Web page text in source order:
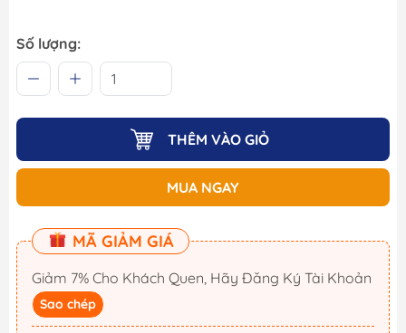
Số lượng:
THÊM VÀO GIỎ
MUA NGAY
MÃ GIẢM GIÁ
Giảm 7% Cho Khách Quen, Hãy Đăng Ký Tài Khoản
Sao chép